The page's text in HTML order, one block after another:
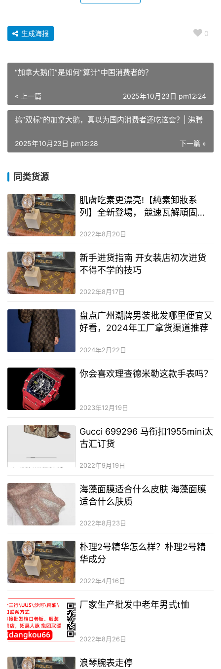
0
生成海报
“加拿大鹅们”是如何“算计”中国消费者的？
« 上一篇 2025年10月23日 pm12:24
搞“双标”的加拿大鹅，真以为国内消费者还吃这套？| 沸腾
下一篇 »
2025年10月23日 pm12:28
同类货源
肌膚吃素更漂亮!【純素卸妝系
列】全新登場， 競速瓦解頑固彩
KRYOLAN 歌劇魅影
2022年8月20日
新手进货指南 开女装店初次进货
不得不学的技巧
2022年8月17日
盘点广州潮牌男装批发哪里便宜又
好看，2024年工厂拿货渠道推荐
2024年2月22日
你会喜欢理查德米勒这款手表吗？
2023年12月19日
Gucci 699296 马衔扣1955mini太
古汇订货
2022年9月19日
海藻面膜适合什么皮肤 海藻面膜
适合什么肤质
2022年8月23日
朴理2号精华怎么样？朴理2号精
华成分
2022年4月16日
厂家生产批发中老年男式t恤
2022年8月26日
浪琴腕表走停